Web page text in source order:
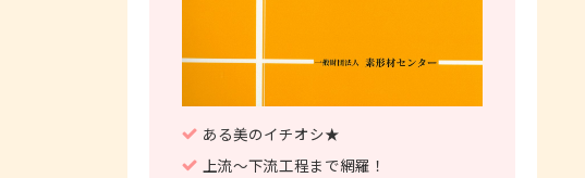
ある美のイチオシ★
上流～下流工程まで網羅！